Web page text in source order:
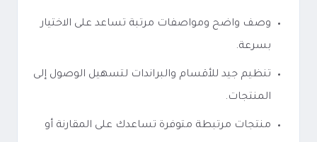
وصف واضح ومواصفات مرتبة تساعد على الاختيار
بسرعة.
تنظيم جيد للأقسام والبراندات لتسهيل الوصول إلى
المنتجات.
منتجات مرتبطة متوفرة تساعدك على المقارنة أو